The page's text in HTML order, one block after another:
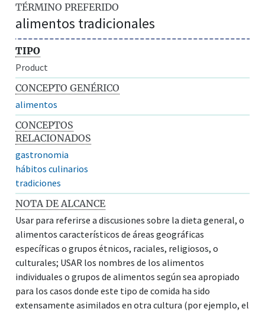
TÉRMINO PREFERIDO
alimentos tradicionales
TIPO
Product
CONCEPTO GENÉRICO
alimentos
CONCEPTOS
RELACIONADOS
gastronomia
hábitos culinarios
tradiciones
NOTA DE ALCANCE
Usar para referirse a discusiones sobre la dieta general, o
alimentos característicos de áreas geográficas
específicas o grupos étnicos, raciales, religiosos, o
culturales; USAR los nombres de los alimentos
individuales o grupos de alimentos según sea apropiado
para los casos donde este tipo de comida ha sido
extensamente asimilados en otra cultura (por ejemplo, el